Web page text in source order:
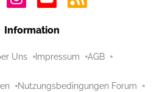
Information
Uns Impressum AGB
Nutzungsbedingungen Forum